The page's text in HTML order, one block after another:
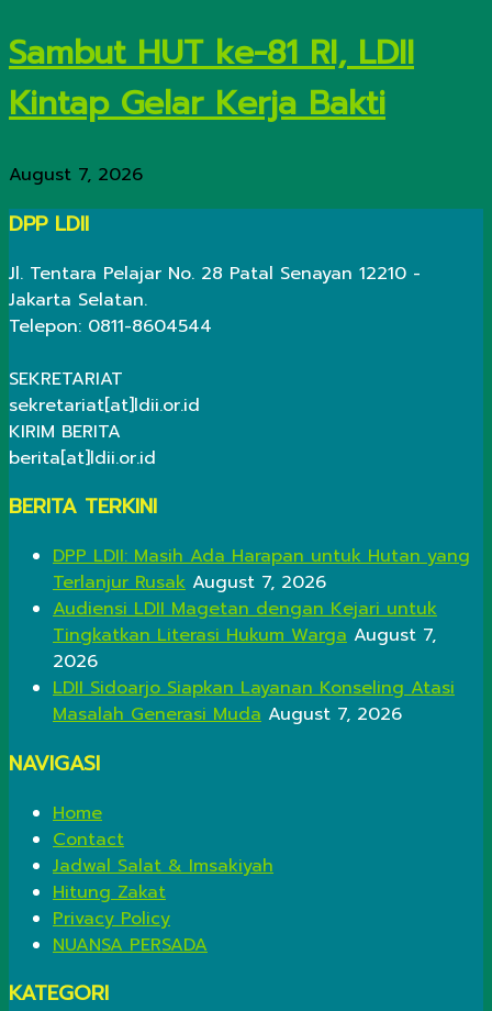
Sambut HUT ke-81 RI, LDII
Kintap Gelar Kerja Bakti
August 7, 2026
DPP LDII
Jl. Tentara Pelajar No. 28 Patal Senayan 12210 -
Jakarta Selatan.
Telepon: 0811-8604544
SEKRETARIAT
sekretariat[at]ldii.or.id
KIRIM BERITA
berita[at]ldii.or.id
BERITA TERKINI
DPP LDII: Masih Ada Harapan untuk Hutan yang
Terlanjur Rusak August 7, 2026
Audiensi LDII Magetan dengan Kejari untuk
Tingkatkan Literasi Hukum Warga August 7,
2026
LDII Sidoarjo Siapkan Layanan Konseling Atasi
Masalah Generasi Muda August 7, 2026
NAVIGASI
Home
Contact
Jadwal Salat & Imsakiyah
Hitung Zakat
Privacy Policy
NUANSA PERSADA
KATEGORI